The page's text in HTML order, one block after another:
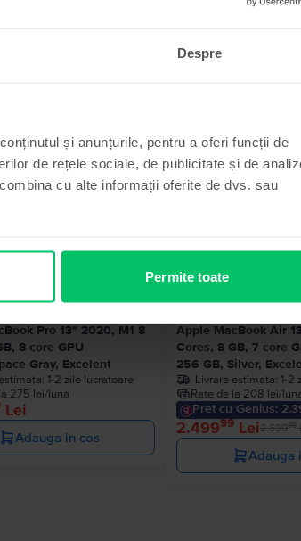
Despre
și anunțurile, pentru a oferi funcții de
de rețele sociale, de publicitate și de
cu alte informații oferite de dvs. sau
Permite toate
tale
Pro 13″ 2020, M1 8
8 core GPU
Gray, Excelent
1-2 zile lucratoare
275 lei/luna
Lei
Adauga in cos
Apple MacBook Air
Cores, 8 GB, 7 core
256 GB, Silver,
Livrare estimata: 1-2
Rate de la 208 lei/
Pret cu Genius:
2.49999 Lei2.59999
Adauga